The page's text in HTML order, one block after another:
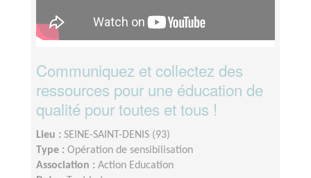
Communiquez et collectez des
ressources pour une éducation de
qualité pour toutes et tous !
Lieu : SEINE-SAINT-DENIS (93)
Type : Opération de sensibilisation
Association : Action Education